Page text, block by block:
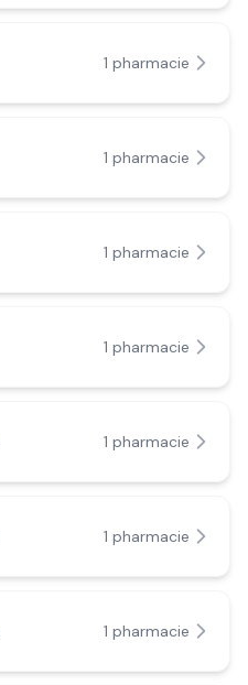
1 pharmacie
1 pharmacie
1 pharmacie
1 pharmacie
1 pharmacie
1 pharmacie
1 pharmacie